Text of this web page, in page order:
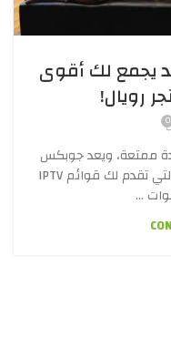
يجمع لك أقوى
0
ممتعة، ويعد جوبكس
رسيفر واحدًا من أبرز الأجهزة المبتكرة التي تقدم لك قوائم IPTV
...